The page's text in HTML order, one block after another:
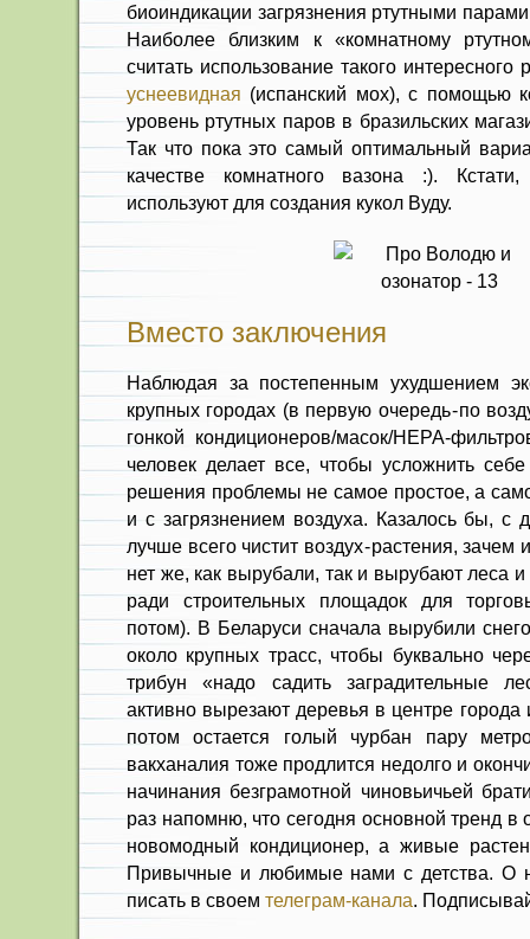
биоиндикации загрязнения ртутными
Наиболее близким к «комнатному
считать использование такого интересного
уснеевидная (испанский мох), с помощью
уровень ртутных паров в бразильских
Так что пока это самый оптимальный
качестве комнатного вазона :).
используют для создания кукол Вуду.
Вместо заключения
Наблюдая за постепенным ухудшением
крупных городах (в первую очередь - по
гонкой кондиционеров/масок/HEPA-
человек делает все, чтобы усложнить
решения проблемы не самое простое, а
и с загрязнением воздуха. Казалось бы, с
лучше всего чистит воздух - растения, зачем
нет же, как вырубали, так и вырубают леса
ради строительных площадок для
потом). В Беларуси сначала вырубили
около крупных трасс, чтобы буквально
трибун «надо садить заградительные
активно вырезают деревья в центре города
потом остается голый чурбан пару
вакханалия тоже продлится недолго и
начинания безграмотной чиновьичьей
раз напомню, что сегодня основной тренд в
новомодный кондиционер, а живые
Привычные и любимые нами с детства. О
писать в своем телеграм-канала.